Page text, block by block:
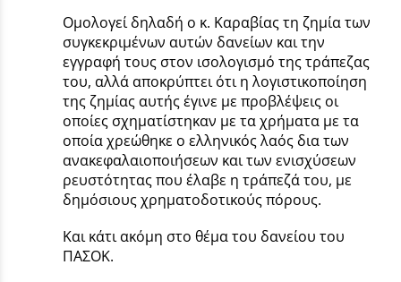
Ομολογεί δηλαδή ο κ. Καραβίας τη ζημία των
συγκεκριμένων αυτών δανείων και την
εγγραφή τους στον ισολογισμό της τράπεζας
του, αλλά αποκρύπτει ότι η λογιστικοποίηση
της ζημίας αυτής έγινε με προβλέψεις οι
οποίες σχηματίστηκαν με τα χρήματα με τα
οποία χρεώθηκε ο ελληνικός λαός δια των
ανακεφαλαιοποιήσεων και των ενισχύσεων
ρευστότητας που έλαβε η τράπεζά του, με
δημόσιους χρηματοδοτικούς πόρους.
Και κάτι ακόμη στο θέμα του δανείου του
ΠΑΣΟΚ.